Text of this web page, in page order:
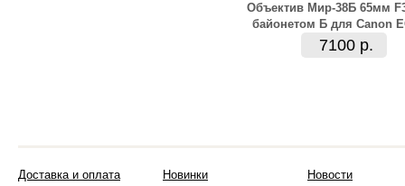
Объектив Мир-38Б 65мм
байонетом Б для Canon
7100 р.
Доставка и оплата
Новинки
Новости